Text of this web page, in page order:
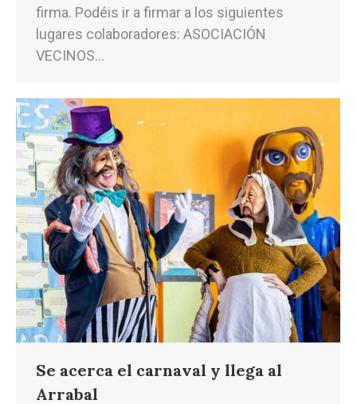
firma. Podéis ir a firmar a los siguientes
lugares colaboradores: ASOCIACIÓN
VECINOS…
Se acerca el carnaval y llega al
Arrabal